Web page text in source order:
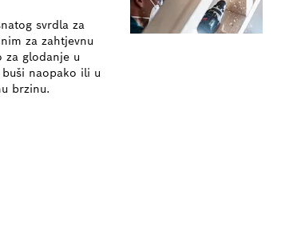
svrdla za
za zahtjevnu
za glodanje u
naopako ili u
brzinu.